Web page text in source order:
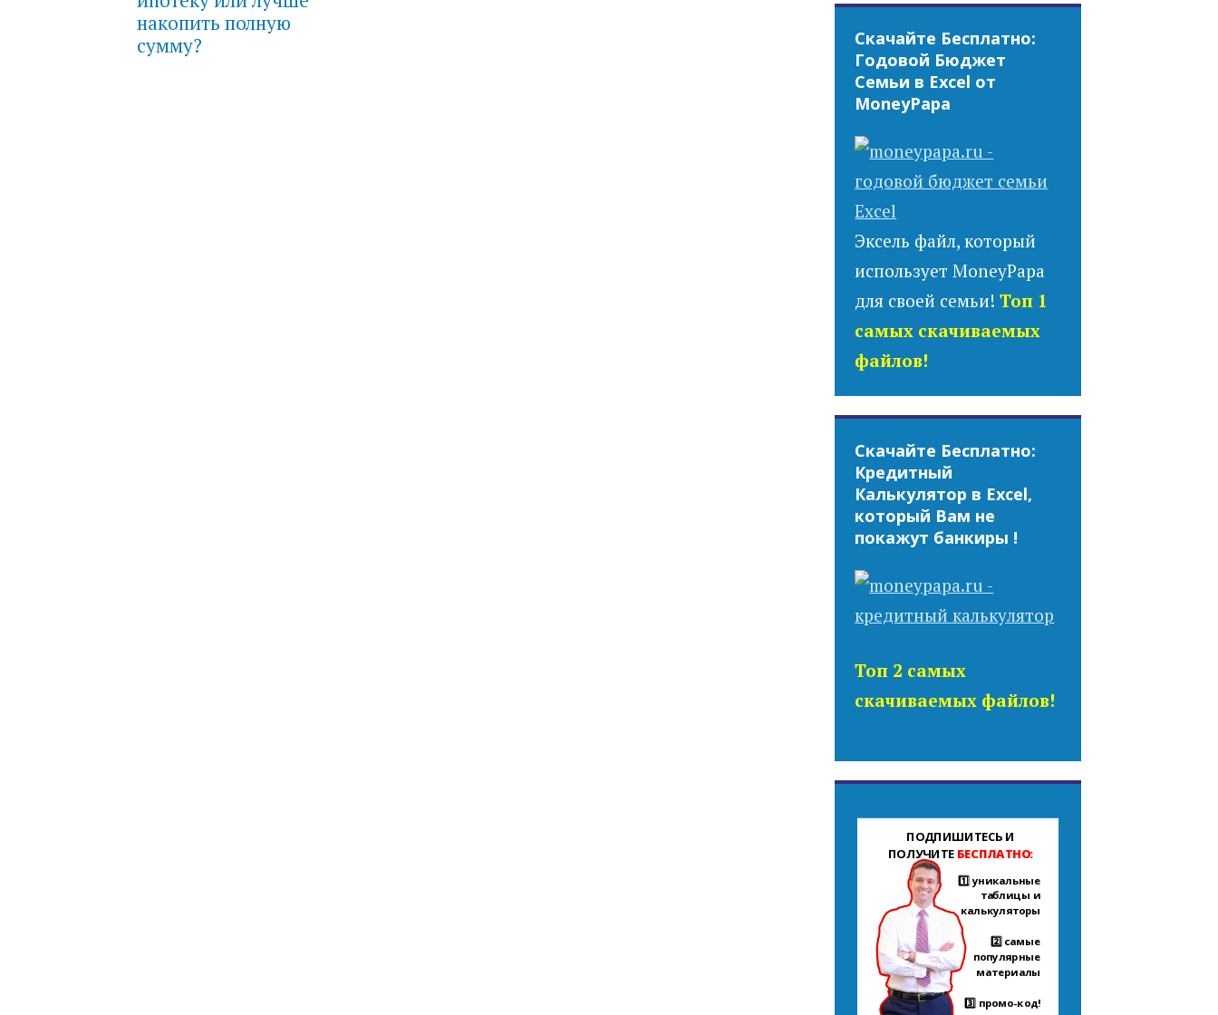
накопить полную
сумму?
Скачайте Бесплатно:
Годовой Бюджет
Семьи в Excel от
MoneyPapa
Эксель файл, который
использует MoneyPapa
для своей семьи!Топ 1
самых скачиваемых
файлов!
Скачайте Бесплатно:
Кредитный
Калькулятор в Excel,
который Вам не
покажут банкиры !
Топ 2 самых
скачиваемых файлов!
ПОДПИШИТЕСЬ И
ПОЛУЧИТЕ БЕСПЛАТНО:
1️⃣ уникальные
таблицы и
калькуляторы
2️⃣ самые
популярные
материалы
3️⃣ промо-код!